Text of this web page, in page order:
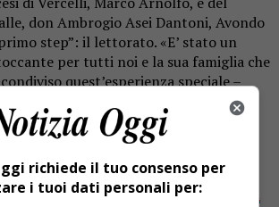
don Ambrogio Asei Dantoni, Avondo
step”: il lettorato. «E’ stato un
per tutti noi e la sua famiglia che
quest’esperienza speciale –
-. Quello celebrato l’altro giorno è il
diacono. Si passerà poi alla
ministro della Eucarestia, ed
foto della festa a Monchezzola con
richiede il tuo consenso per
i tuoi dati personali per: